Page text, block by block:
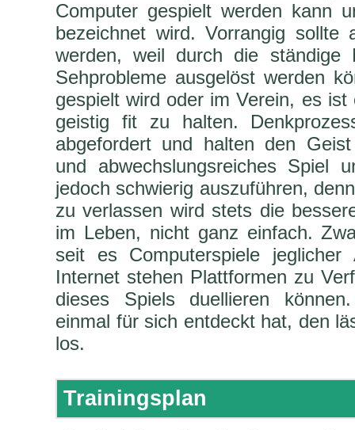
Computer gespielt werden kann
bezeichnet wird. Vorrangig sollte
werden, weil durch die ständige
Sehprobleme ausgelöst werden
gespielt wird oder im Verein, es
geistig fit zu halten.
abgefordert und halten den
und abwechslungsreiches Spiel
jedoch schwierig auszuführen,
zu verlassen wird stets die
im Leben, nicht ganz einfach.
seit es Computerspiele
Internet stehen Plattformen zu
dieses Spiels duellieren
einmal für sich entdeckt hat, den
los.
Trainingsplan